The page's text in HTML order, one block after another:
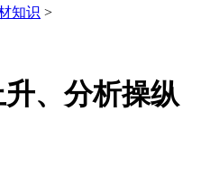
知识 >
、分析操纵